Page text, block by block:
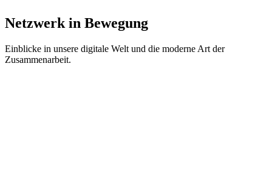
Netzwerk in Bewegung
Einblicke in unsere digitale Welt und die moderne Art der
Zusammenarbeit.